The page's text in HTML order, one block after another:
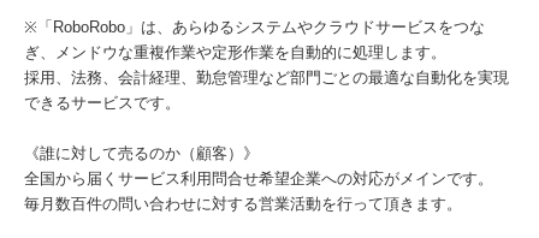
※「RoboRobo」は、あらゆるシステムやクラウドサービスをつな
ぎ、メンドウな重複作業や定形作業を自動的に処理します。
採用、法務、会計経理、勤怠管理など部門ごとの最適な自動化を実現
できるサービスです。
《誰に対して売るのか（顧客）》
全国から届くサービス利用問合せ希望企業への対応がメインです。
毎月数百件の問い合わせに対する営業活動を行って頂きます。